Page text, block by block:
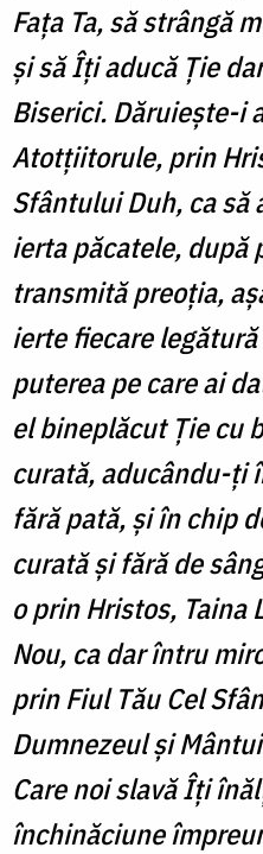
Fața Ta, să strângă
și să Îți aducă Ție
Biserici. Dăruiește-i
Atotțiitorule, prin
Sfântului Duh, ca să
ierta păcatele, după
transmită preoția,
ierte fiecare
puterea pe care ai
el bineplăcut Ție cu
curată, aducându-ți
fără pată, și în chip
curată și fără de
o prin Hristos, Taina
Nou, ca dar întru
prin Fiul Tău Cel
Dumnezeul și
Care noi slavă Îți
închinăciune